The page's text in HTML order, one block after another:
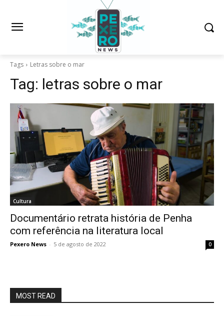
Tags Letras sobre o mar
Tag: letras sobre o mar
Cultura
Documentário retrata história de Penha
com referência na literatura local
Pexero News - 5 de agosto de 2022 0
MOST READ